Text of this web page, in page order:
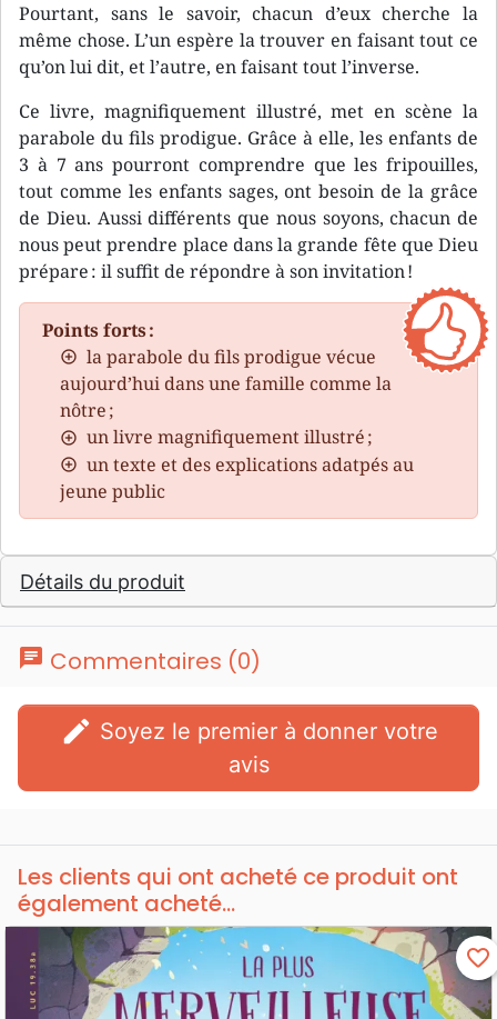
Pourtant, sans le savoir, chacun d’eux cherche la
même chose. L’un espère la trouver en faisant tout ce
qu’on lui dit, et l’autre, en faisant tout l’inverse.
Ce livre, magnifiquement illustré, met en scène la
parabole du fils prodigue. Grâce à elle, les enfants de
3 à 7 ans pourront comprendre que les fripouilles,
tout comme les enfants sages, ont besoin de la grâce
de Dieu. Aussi différents que nous soyons, chacun de
nous peut prendre place dans la grande fête que Dieu
prépare : il suffit de répondre à son invitation !
Points forts :
la parabole du fils prodigue vécue
aujourd’hui dans une famille comme la
nôtre ;
un livre magnifiquement illustré ;
un texte et des explications adatpés au
jeune public
Détails du produit
chat Commentaires (0)
edit
avis
Les clients qui ont acheté ce produit ont
également acheté...
favorite_border